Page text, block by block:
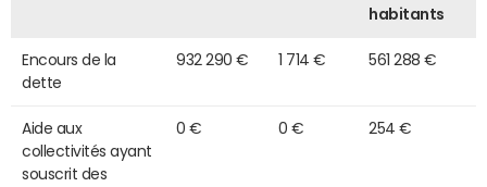
habitants
Encours de la
dette
932 290 € 1 714 € 561 288 €
Aide aux
collectivités ayant
souscrit des
0 € 0 € 254 €